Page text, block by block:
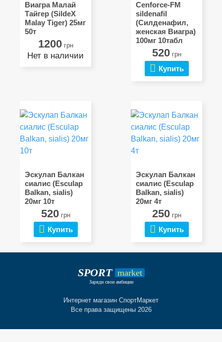
Виагра Малай
Тайгер (SildeX
Malay Tiger) 25мг
50т
1200грн
Нет в наличии
Cenforce-FM
sildenafil
(Силденафил,
женская Виагра)
100мг 10табл
520грн
Купить
Эскулап Балкан
cиалис (Esculap
Balkan, sialis)
20мг 10т
520грн
Купить
Эскулап Балкан
cиалис (Esculap
Balkan, sialis)
20мг 4т
250грн
Купить
SPORT market
Заряди свои амбиции
Интернет магазин СпортМаркет
Все права защищены 2026